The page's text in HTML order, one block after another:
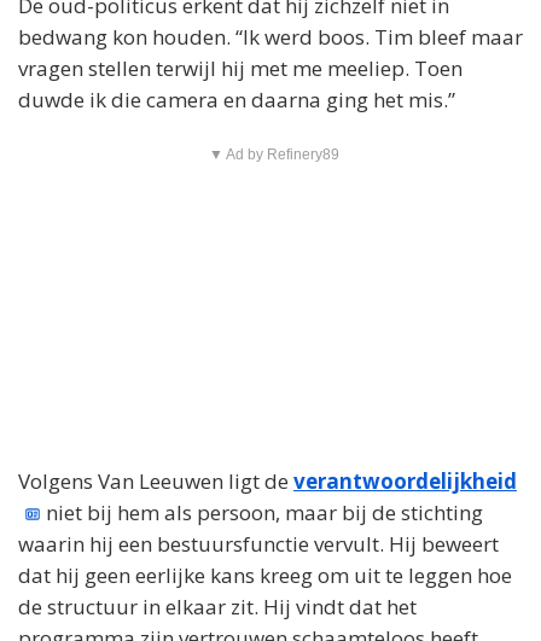
bedwang kon houden. “Ik werd boos. Tim bleef maar
vragen stellen terwijl hij met me meeliep. Toen
duwde ik die camera en daarna ging het mis.”
▼ Ad by Refinery89
Volgens Van Leeuwen ligt de verantwoordelijkheid
niet bij hem als persoon, maar bij de stichting
waarin hij een bestuursfunctie vervult. Hij beweert
dat hij geen eerlijke kans kreeg om uit te leggen hoe
de structuur in elkaar zit. Hij vindt dat het